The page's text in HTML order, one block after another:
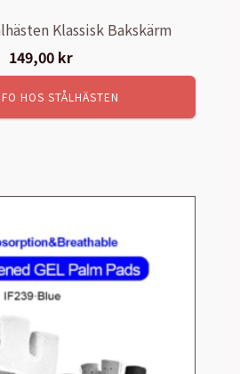
Klassisk Bakskärm
149,00 kr
HOS STÅLHÄSTEN